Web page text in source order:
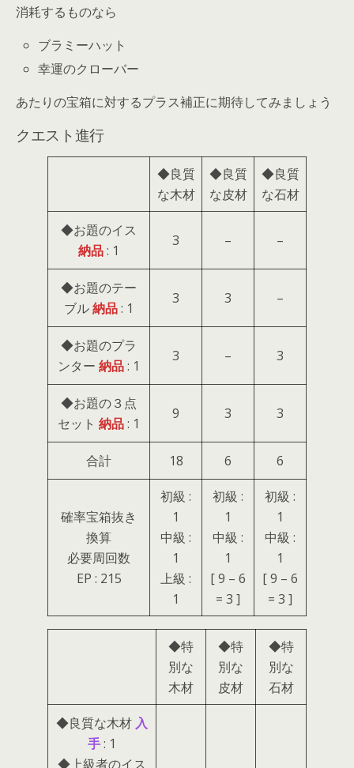
消耗するものなら
ブラミーハット
幸運のクローバー
あたりの宝箱に対するプラス補正に期待してみましょう
クエスト進行
◆良質
な木材
◆良質
な皮材
◆良質
な石材
◆お題のイス
納品: 1
3 – –
◆お題のテー
ブル納品: 1
3 3 –
◆お題のプラ
ンター 納品: 1
3 – 3
◆お題の３点
セット 納品: 1
9 3 3
合計 18 6 6
確率宝箱抜き
換算
必要周回数
EP : 215
初級 :
1
中級 :
1
上級 :
1
初級 :
1
中級 :
1
[ 9 – 6
= 3 ]
初級 :
1
中級 :
1
[ 9 – 6
= 3 ]
◆特
別な
木材
◆特
別な
皮材
◆特
別な
石材
◆良質な木材 入
手: 1
◆上級者のイス